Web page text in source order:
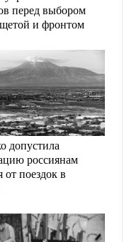
перед выбором
и фронтом
допустила
россиянам
от поездок в